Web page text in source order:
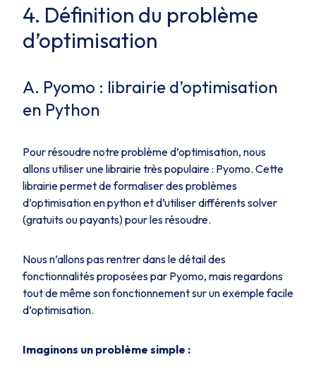
4. Définition du problème
d’optimisation
A. Pyomo : librairie d’optimisation
en Python
Pour résoudre notre problème d’optimisation, nous
allons utiliser une librairie très populaire : Pyomo. Cette
librairie permet de formaliser des problèmes
d’optimisation en python et d’utiliser différents solver
(gratuits ou payants) pour les résoudre.
Nous n’allons pas rentrer dans le détail des
fonctionnalités proposées par Pyomo, mais regardons
tout de même son fonctionnement sur un exemple facile
d’optimisation.
Imaginons un problème simple :